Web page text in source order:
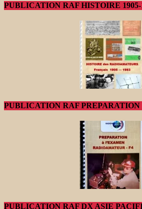
PUBLICATION RAF HISTOIRE 1905-
PUBLICATION RAF PREPARATION
PUBLICATION RAF DX ASIE